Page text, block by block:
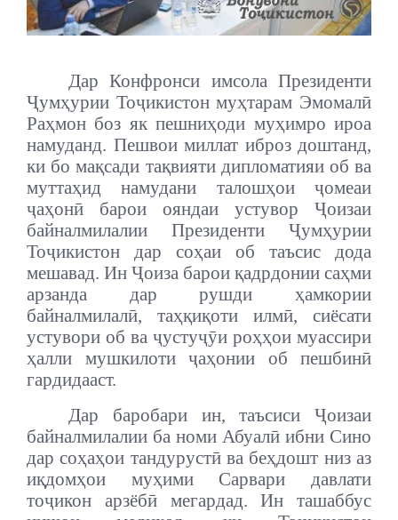
Дар Конфронси имсола Президенти
Ҷумҳурии Тоҷикистон муҳтарам Эмомалӣ
Раҳмон боз як пешниҳоди муҳимро ироа
намуданд. Пешвои миллат иброз доштанд,
ки бо мақсади тақвияти дипломатияи об ва
муттаҳид намудани талошҳои ҷомеаи
ҷаҳонӣ барои ояндаи устувор Ҷоизаи
байналмилалии Президенти Ҷумҳурии
Тоҷикистон дар соҳаи об таъсис дода
мешавад. Ин Ҷоиза барои қадрдонии саҳми
арзанда дар рушди ҳамкории
байналмилалӣ, таҳқиқоти илмӣ, сиёсати
устувори об ва ҷустуҷӯи роҳҳои муассири
ҳалли мушкилоти ҷаҳонии об пешбинӣ
гардидааст.
Дар баробари ин, таъсиси Ҷоизаи
байналмилалии ба номи Абуалӣ ибни Сино
дар соҳаҳои тандурустӣ ва беҳдошт низ аз
иқдомҳои муҳими Сарвари давлати
тоҷикон арзёбӣ мегардад. Ин ташаббус